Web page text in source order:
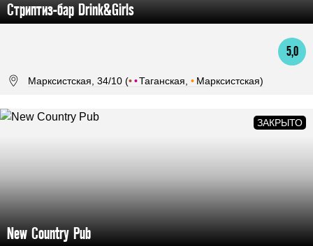
Стриптиз-бар Drink&Girls
5,0
Марксистская, 34/10 (••Таганская, • Марксистская)
New Country Pub